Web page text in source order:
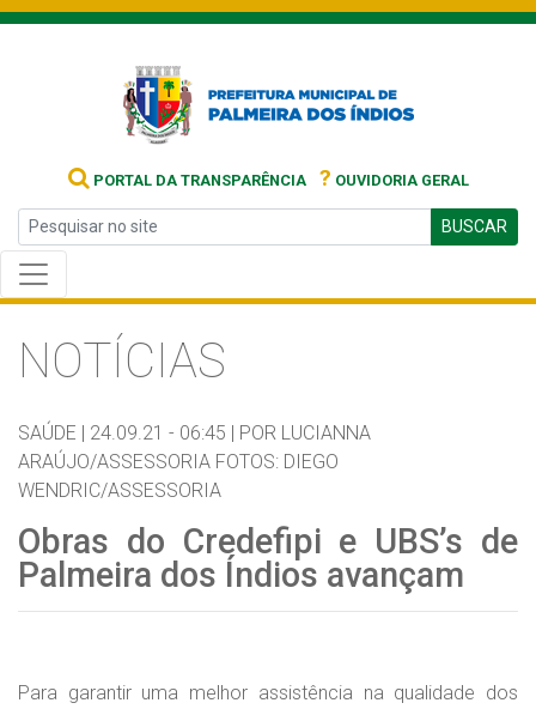
PORTAL DA TRANSPARÊNCIA ? OUVIDORIA GERAL
BUSCAR
NOTÍCIAS
SAÚDE | 24.09.21 - 06:45 | POR LUCIANNA
ARAÚJO/ASSESSORIA FOTOS: DIEGO
WENDRIC/ASSESSORIA
Obras do Credefipi e UBS’s de
Palmeira dos Índios avançam
Para garantir uma melhor assistência na qualidade dos